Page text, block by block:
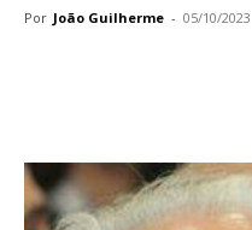
Por João Guilherme - 05/10/2023